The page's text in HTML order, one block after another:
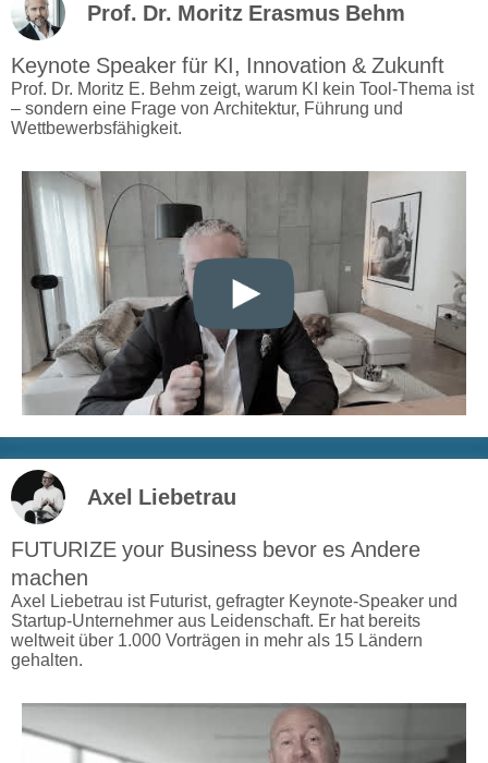
Prof. Dr. Moritz Erasmus Behm
Keynote Speaker für KI, Innovation & Zukunft
Prof. Dr. Moritz E. Behm zeigt, warum KI kein Tool-Thema ist
– sondern eine Frage von Architektur, Führung und
Wettbewerbsfähigkeit.
Axel Liebetrau
FUTURIZE your Business bevor es Andere
machen
Axel Liebetrau ist Futurist, gefragter Keynote-Speaker und
Startup-Unternehmer aus Leidenschaft. Er hat bereits
weltweit über 1.000 Vorträgen in mehr als 15 Ländern
gehalten.